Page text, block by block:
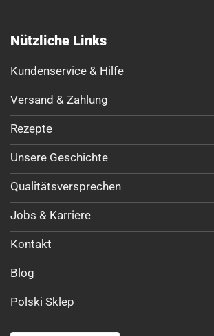
Nützliche Links
Kundenservice & Hilfe
Versand & Zahlung
Rezepte
Unsere Geschichte
Qualitätsversprechen
Jobs & Karriere
Kontakt
Blog
Polski Sklep